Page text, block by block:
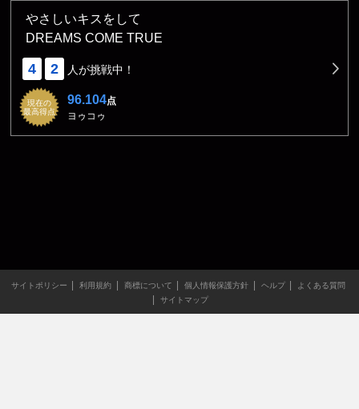
やさしいキスをして
DREAMS COME TRUE
4 2 人が挑戦中！
現在の
最高得点
96.104点
ヨゥコゥ
サイトポリシー 利用規約 商標について 個人情報保護方針 ヘルプ
よくある質問
サイトマップ